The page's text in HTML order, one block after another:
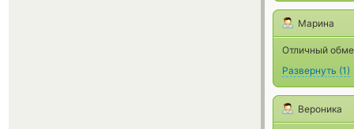
Марина
Отличный
Развернуть (1)
Вероника